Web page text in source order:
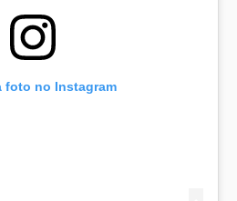
foto no Instagram